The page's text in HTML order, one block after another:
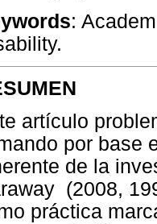
:
artículo
por base
de la
(2008,
práctica